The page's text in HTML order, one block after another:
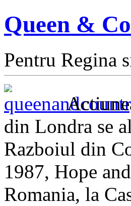
Queen &
Pentru Regina
din Londra se
Razboiul din
1987, Hope
Romania, la